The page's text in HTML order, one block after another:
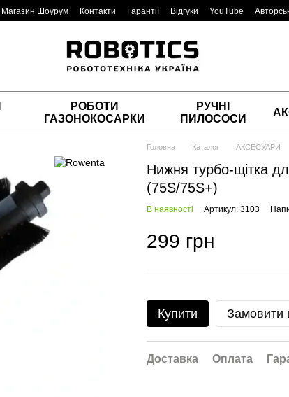
Магазин Шоурум Контакти Гарантії Відгуки YouTube
РОБОТИ
ГАЗОНОКОСАРКИ
РУЧНІ
ПИЛОСОСИ
Головна Каталог АКСЕСУАРИ
Нижня турбо-щітка
(75S/75S+)
В наявності Артикул: 3103
299 грн
Купити Замовити
Доставка Оплата